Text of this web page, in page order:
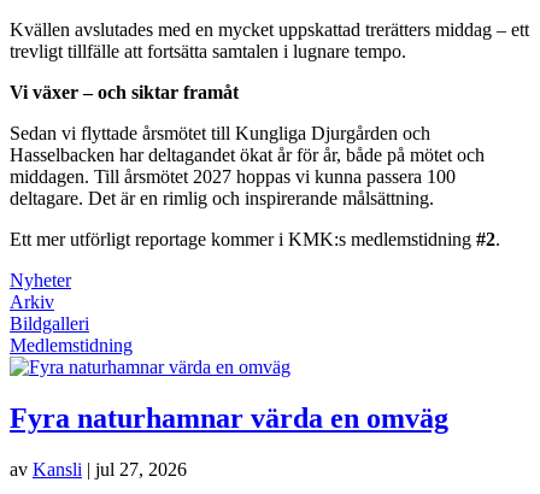
Kvällen avslutades med en mycket uppskattad trerätters middag – ett
trevligt tillfälle att fortsätta samtalen i lugnare tempo.
Vi växer – och siktar framåt
Sedan vi flyttade årsmötet till Kungliga Djurgården och
Hasselbacken har deltagandet ökat år för år, både på mötet och
middagen. Till årsmötet 2027 hoppas vi kunna passera 100
deltagare. Det är en rimlig och inspirerande målsättning.
Ett mer utförligt reportage kommer i KMK:s medlemstidning #2.
Nyheter
Arkiv
Bildgalleri
Medlemstidning
Fyra naturhamnar värda en omväg
av Kansli | jul 27, 2026